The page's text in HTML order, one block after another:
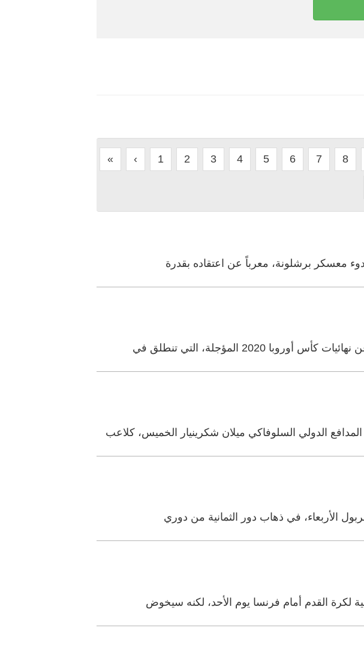
« ‹ 1 2 3 4 5 6 7 8
معسكر برشلونة، معرباً عن اعتقاده بقدرة
المؤجلة، التي تنطلق في
الدولي السلوفاكي ميلان شكرينيار الخميس، كلاعب
لكرة القدم أمام فرنسا يوم الأحد، لكنه سيخوض